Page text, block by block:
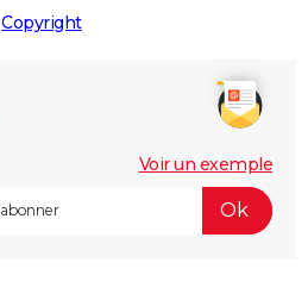
Copyright
Voir un exemple